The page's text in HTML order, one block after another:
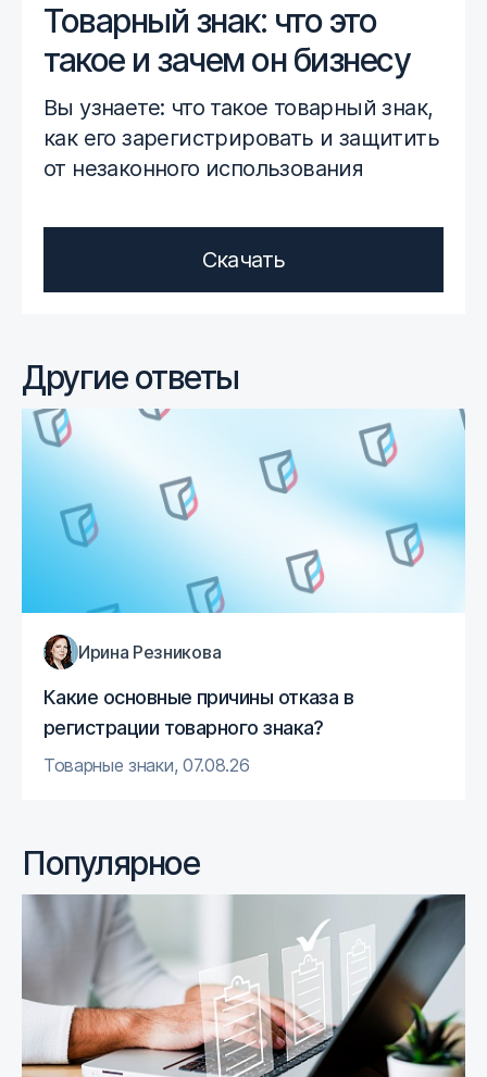
Товарный знак: что это
такое и зачем он бизнесу
Вы узнаете: что такое товарный знак,
как его зарегистрировать и защитить
от незаконного использования
Скачать
Другие ответы
Какие основные причины отказа в
регистрации товарного знака?
Ирина Резникова
Товарные знаки, 07.08.26
Популярное